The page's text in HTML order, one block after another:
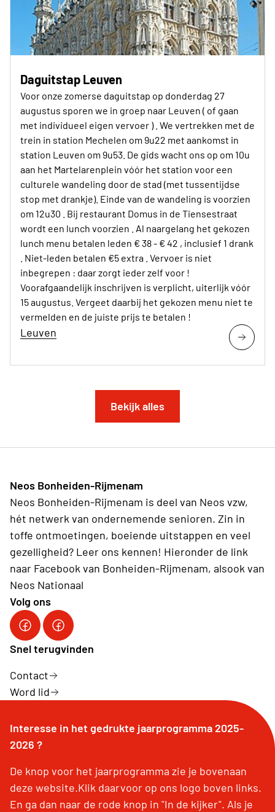
Daguitstap Leuven
Voor onze zomerse daguitstap op donderdag 27
augustus sporen we in groep naar Leuven ( of gaan
met individueel eigen vervoer ) . We vertrekken met de
trein in station Mechelen om 9u22 met aankomst in
station Leuven om 9u53. De gids wacht ons op om 10u
aan het Martelarenplein vóór het station voor een
culturele wandeling door de stad (met tussentijdse
stop met drankje). Einde van de wandeling is voorzien
om 12u30 . Bij restaurant Domus in de Tiensestraat
wordt een lunch voorzien . Al naargelang het gekozen
lunch menu betalen leden € 38 - € 42 , inclusief 1 drank
. Niet-leden betalen €5 extra . Vervoer is niet
inbegrepen : daar zorgt ieder zelf voor !
Voorafgaandelijk inschrijven is verplicht, uiterlijk vóór
15 augustus. Vergeet daarbij het gekozen menu niet te
vermelden en de juiste prijs te betalen !
Leuven
Bekijk alles
Neos Bonheiden-Rijmenam
Neos Bonheiden-Rijmenam is deel van Neos vzw,
hét netwerk van ondernemende senioren. Zin in
toffe ontmoetingen, boeiende uitstappen en veel
gezelligheid? Leer ons kennen! Hieronder de link
naar Facebook van Bonheiden-Rijmenam, alsook van
Neos Nationaal
Volg ons
NEOS Bonheiden-Rijmenam
Neos Nationaal
Snel terugvinden
Contact
Word lid
Interesse in het gedrukte jaarprogramma 2025-
2026 ?
De knop voor het jaarprogramma zie je bovenaan
deze website.Klik daarvoor op ons logo boven links.
En ga dan naar de rode knop in "In de kijker". Als je